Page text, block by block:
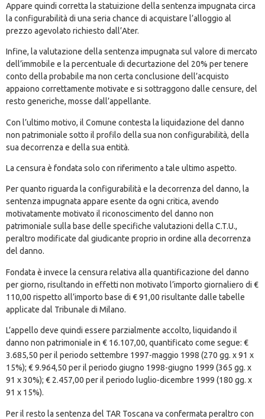
Appare quindi corretta la statuizione della sentenza impugnata circa
la configurabilità di una seria chance di acquistare l’alloggio al
prezzo agevolato richiesto dall’Ater.
Infine, la valutazione della sentenza impugnata sul valore di mercato
dell’immobile e la percentuale di decurtazione del 20% per tenere
conto della probabile ma non certa conclusione dell’acquisto
appaiono correttamente motivate e si sottraggono dalle censure, del
resto generiche, mosse dall’appellante.
Con l’ultimo motivo, il Comune contesta la liquidazione del danno
non patrimoniale sotto il profilo della sua non configurabilità, della
sua decorrenza e della sua entità.
La censura è fondata solo con riferimento a tale ultimo aspetto.
Per quanto riguarda la configurabilità e la decorrenza del danno, la
sentenza impugnata appare esente da ogni critica, avendo
motivatamente motivato il riconoscimento del danno non
patrimoniale sulla base delle specifiche valutazioni della C.T.U.,
peraltro modificate dal giudicante proprio in ordine alla decorrenza
del danno.
Fondata è invece la censura relativa alla quantificazione del danno
per giorno, risultando in effetti non motivato l’importo giornaliero di €
110,00 rispetto all’importo base di € 91,00 risultante dalle tabelle
applicate dal Tribunale di Milano.
L’appello deve quindi essere parzialmente accolto, liquidando il
danno non patrimoniale in € 16.107,00, quantificato come segue: €
3.685,50 per il periodo settembre 1997-maggio 1998 (270 gg. x 91 x
15%); € 9.964,50 per il periodo giugno 1998-giugno 1999 (365 gg. x
91 x 30%); € 2.457,00 per il periodo luglio-dicembre 1999 (180 gg. x
91 x 15%).
Per il resto la sentenza del TAR Toscana va confermata peraltro con